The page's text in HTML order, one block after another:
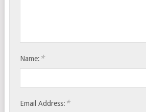
Name: *
Email Address: *